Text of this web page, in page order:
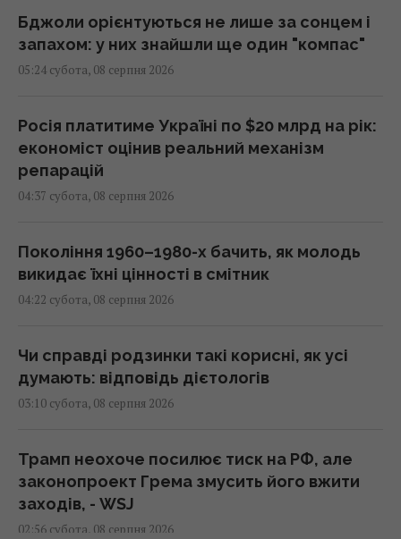
Бджоли орієнтуються не лише за сонцем і
запахом: у них знайшли ще один "компас"
05:24 субота, 08 серпня 2026
Росія платитиме Україні по $20 млрд на рік:
економіст оцінив реальний механізм
репарацій
04:37 субота, 08 серпня 2026
Покоління 1960–1980-х бачить, як молодь
викидає їхні цінності в смітник
04:22 субота, 08 серпня 2026
Чи справді родзинки такі корисні, як усі
думають: відповідь дієтологів
03:10 субота, 08 серпня 2026
Трамп неохоче посилює тиск на РФ, але
законопроект Грема змусить його вжити
заходів, - WSJ
02:56 субота, 08 серпня 2026